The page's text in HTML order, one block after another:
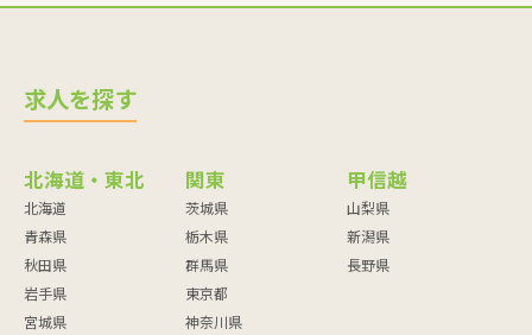
求人を探す
北海道・東北
北海道
青森県
秋田県
岩手県
宮城県
関東
茨城県
栃木県
群馬県
東京都
神奈川県
甲信越
山梨県
新潟県
長野県